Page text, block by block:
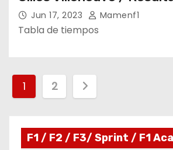
Jun 17, 2023 Mamenf1
Tabla de tiempos
1 2
F1 / F2 / F3/ Sprint / F1